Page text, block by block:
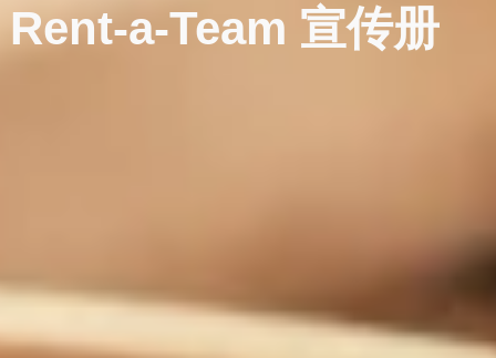
Rent-a-Team 宣传册